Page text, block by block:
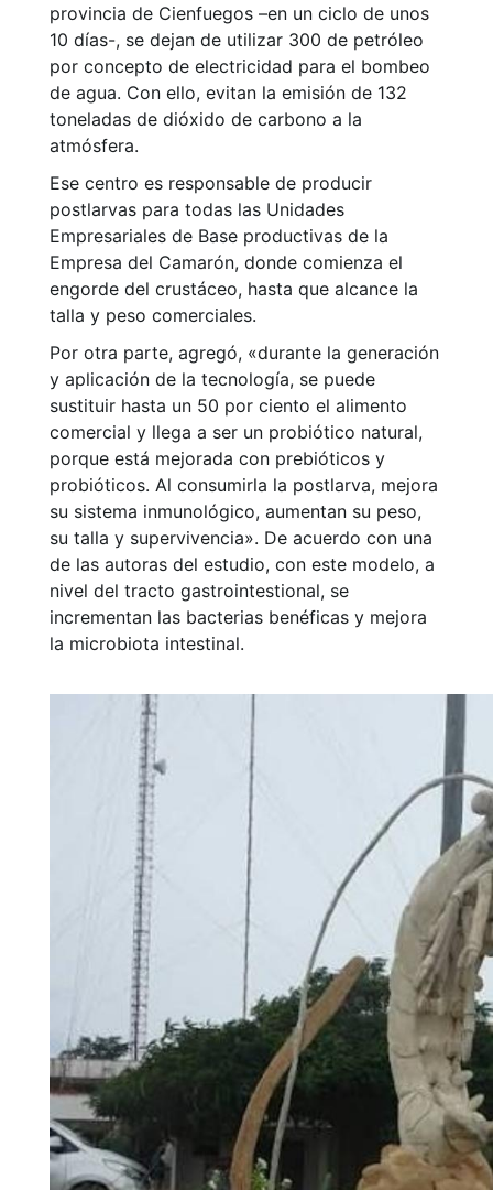
provincia de Cienfuegos –en un ciclo de unos
10 días-, se dejan de utilizar 300 de petróleo
por concepto de electricidad para el bombeo
de agua. Con ello, evitan la emisión de 132
toneladas de dióxido de carbono a la
atmósfera.
Ese centro es responsable de producir
postlarvas para todas las Unidades
Empresariales de Base productivas de la
Empresa del Camarón, donde comienza el
engorde del crustáceo, hasta que alcance la
talla y peso comerciales.
Por otra parte, agregó, «durante la generación
y aplicación de la tecnología, se puede
sustituir hasta un 50 por ciento el alimento
comercial y llega a ser un probiótico natural,
porque está mejorada con prebióticos y
probióticos. Al consumirla la postlarva, mejora
su sistema inmunológico, aumentan su peso,
su talla y supervivencia». De acuerdo con una
de las autoras del estudio, con este modelo, a
nivel del tracto gastrointestional, se
incrementan las bacterias benéficas y mejora
la microbiota intestinal.